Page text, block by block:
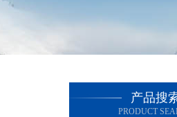
产品搜
PRODUCT